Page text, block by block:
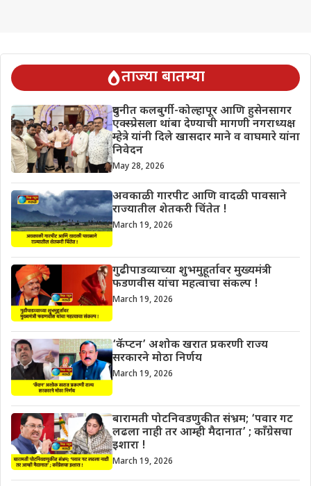
ताज्या बातम्या
दुधनीत कलबुर्गी-कोल्हापूर आणि हुसेनसागर
एक्स्प्रेसला थांबा देण्याची मागणी नगराध्यक्ष
म्हेत्रे यांनी दिले खासदार माने व वाघमारे यांना
निवेदन
May 28, 2026
अवकाळी गारपीट आणि वादळी पावसाने
राज्यातील शेतकरी चिंतेत !
March 19, 2026
गुढीपाडव्याच्या शुभमुहूर्तावर मुख्यमंत्री
फडणवीस यांचा महत्वाचा संकल्प !
March 19, 2026
‘कॅप्टन’ अशोक खरात प्रकरणी राज्य
सरकारने मोठा निर्णय
March 19, 2026
बारामती पोटनिवडणुकीत संभ्रम; ‘पवार गट
लढला नाही तर आम्ही मैदानात’ ; काँग्रेसचा
इशारा !
March 19, 2026